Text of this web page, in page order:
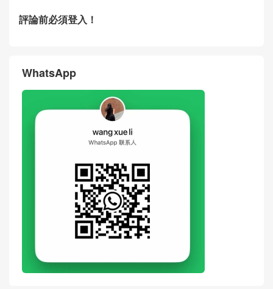
LOEWE包包Singapore官網新
评论
評論前必須登入！